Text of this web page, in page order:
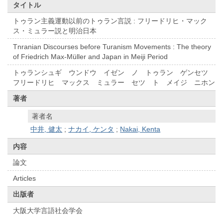
タイトル
トゥラン主義運動以前のトゥラン言説 : フリードリヒ・マック
ス・ミュラー説と明治日本
Tnranian Discourses before Turanism Movements : The theory
of Friedrich Max-Müller and Japan in Meiji Period
トゥランシュギ ウンドウ イゼン ノ トゥラン ゲンセツ
フリードリヒ マックス ミュラー セツ ト メイジ ニホン
著者
著者名
中井, 健太 ;ナカイ, ケンタ ; Nakai, Kenta
内容
論文
Articles
出版者
大阪大学言語社会学会